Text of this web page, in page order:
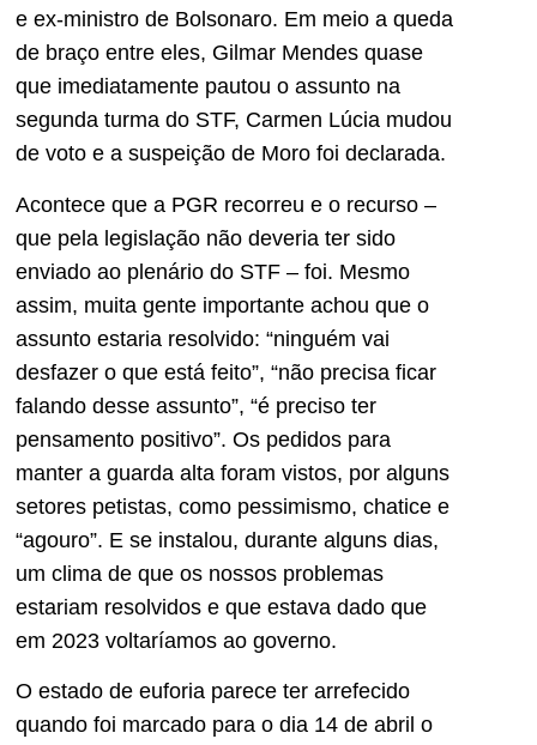
e ex-ministro de Bolsonaro. Em meio a queda
de braço entre eles, Gilmar Mendes quase
que imediatamente pautou o assunto na
segunda turma do STF, Carmen Lúcia mudou
de voto e a suspeição de Moro foi declarada.
Acontece que a PGR recorreu e o recurso –
que pela legislação não deveria ter sido
enviado ao plenário do STF – foi. Mesmo
assim, muita gente importante achou que o
assunto estaria resolvido: “ninguém vai
desfazer o que está feito”, “não precisa ficar
falando desse assunto”, “é preciso ter
pensamento positivo”. Os pedidos para
manter a guarda alta foram vistos, por alguns
setores petistas, como pessimismo, chatice e
“agouro”. E se instalou, durante alguns dias,
um clima de que os nossos problemas
estariam resolvidos e que estava dado que
em 2023 voltaríamos ao governo.
O estado de euforia parece ter arrefecido
quando foi marcado para o dia 14 de abril o